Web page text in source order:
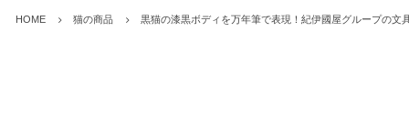
HOME 猫の商品 黒猫の漆黒ボディを万年筆で表現！紀伊國屋グループの文